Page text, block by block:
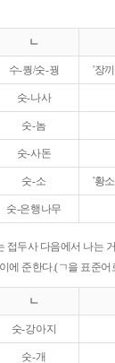
ㄴ
수-퀑/숫-꿩 '장
숫-나사
숫-놈
숫-사돈
숫-소 '황
숫-은행나무
접두사 다음에서 나는
에 준한다.(ㄱ을 표준어
ㄴ
숫-강아지
숫-개